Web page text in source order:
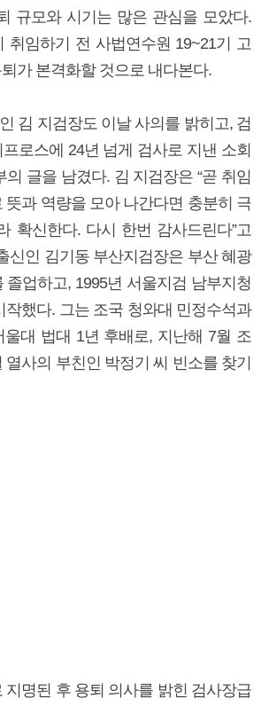
규모와 시기는 많은 관심을 모았다.
취임하기 전 사법연수원 19~21기 고
가 본격화할 것으로 내다본다.
김 지검장도 이날 사의를 밝히고, 검
로스에 24년 넘게 검사로 지낸 소회
글을 남겼다. 김 지검장은 “곧 취임
뜻과 역량을 모아 나간다면 충분히 극
확신한다. 다시 한번 감사드린다”고
신인 김기동 부산지검장은 부산 혜광
졸업하고, 1995년 서울지검 남부지청
작했다. 그는 조국 청와대 민정수석과
대 법대 1년 후배로, 지난해 7월 조
열사의 부친인 박정기 씨 빈소를 찾기
지명된 후 용퇴 의사를 밝힌 검사장급